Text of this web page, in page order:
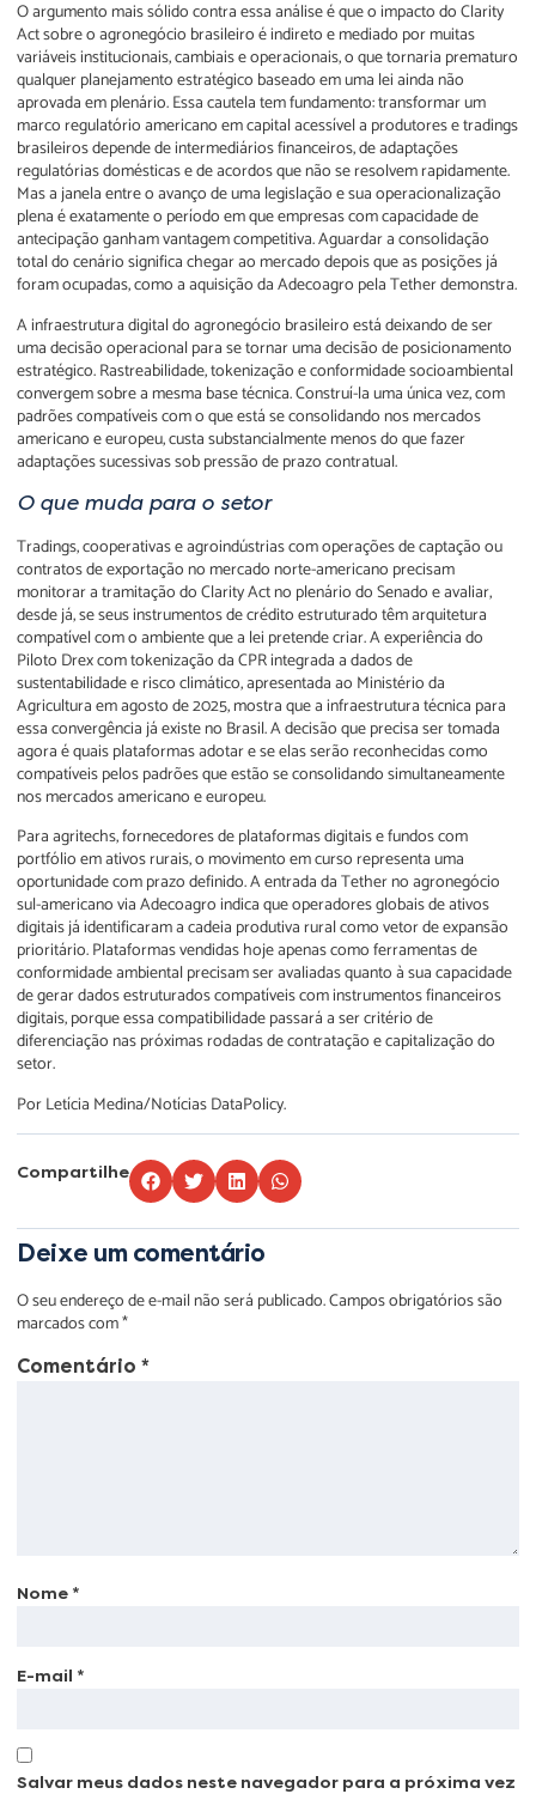
O argumento mais sólido contra essa análise é que o impacto do Clarity
Act sobre o agronegócio brasileiro é indireto e mediado por muitas
variáveis institucionais, cambiais e operacionais, o que tornaria prematuro
qualquer planejamento estratégico baseado em uma lei ainda não
aprovada em plenário. Essa cautela tem fundamento: transformar um
marco regulatório americano em capital acessível a produtores e tradings
brasileiros depende de intermediários financeiros, de adaptações
regulatórias domésticas e de acordos que não se resolvem rapidamente.
Mas a janela entre o avanço de uma legislação e sua operacionalização
plena é exatamente o período em que empresas com capacidade de
antecipação ganham vantagem competitiva. Aguardar a consolidação
total do cenário significa chegar ao mercado depois que as posições já
foram ocupadas, como a aquisição da Adecoagro pela Tether demonstra.
A infraestrutura digital do agronegócio brasileiro está deixando de ser
uma decisão operacional para se tornar uma decisão de posicionamento
estratégico. Rastreabilidade, tokenização e conformidade socioambiental
convergem sobre a mesma base técnica. Construí-la uma única vez, com
padrões compatíveis com o que está se consolidando nos mercados
americano e europeu, custa substancialmente menos do que fazer
adaptações sucessivas sob pressão de prazo contratual.
O que muda para o setor
Tradings, cooperativas e agroindústrias com operações de captação ou
contratos de exportação no mercado norte-americano precisam
monitorar a tramitação do Clarity Act no plenário do Senado e avaliar,
desde já, se seus instrumentos de crédito estruturado têm arquitetura
compatível com o ambiente que a lei pretende criar. A experiência do
Piloto Drex com tokenização da CPR integrada a dados de
sustentabilidade e risco climático, apresentada ao Ministério da
Agricultura em agosto de 2025, mostra que a infraestrutura técnica para
essa convergência já existe no Brasil. A decisão que precisa ser tomada
agora é quais plataformas adotar e se elas serão reconhecidas como
compatíveis pelos padrões que estão se consolidando simultaneamente
nos mercados americano e europeu.
Para agritechs, fornecedores de plataformas digitais e fundos com
portfólio em ativos rurais, o movimento em curso representa uma
oportunidade com prazo definido. A entrada da Tether no agronegócio
sul-americano via Adecoagro indica que operadores globais de ativos
digitais já identificaram a cadeia produtiva rural como vetor de expansão
prioritário. Plataformas vendidas hoje apenas como ferramentas de
conformidade ambiental precisam ser avaliadas quanto à sua capacidade
de gerar dados estruturados compatíveis com instrumentos financeiros
digitais, porque essa compatibilidade passará a ser critério de
diferenciação nas próximas rodadas de contratação e capitalização do
setor.
Por Letícia Medina/Notícias DataPolicy.
Compartilhe
Deixe um comentário
O seu endereço de e-mail não será publicado.Campos obrigatórios são
marcados com*
Comentário *
Nome *
E-mail *
Salvar meus dados neste navegador para a próxima vez